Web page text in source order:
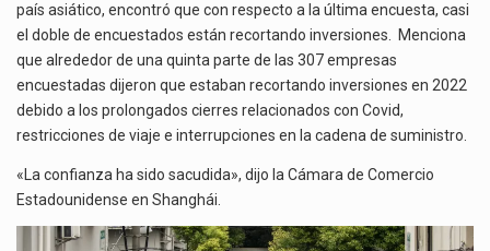
país asiático, encontró que con respecto a la última encuesta, casi
el doble de encuestados están recortando inversiones. Menciona
que alrededor de una quinta parte de las 307 empresas
encuestadas dijeron que estaban recortando inversiones en 2022
debido a los prolongados cierres relacionados con Covid,
restricciones de viaje e interrupciones en la cadena de suministro.
«La confianza ha sido sacudida», dijo la Cámara de Comercio
Estadounidense en Shanghái.